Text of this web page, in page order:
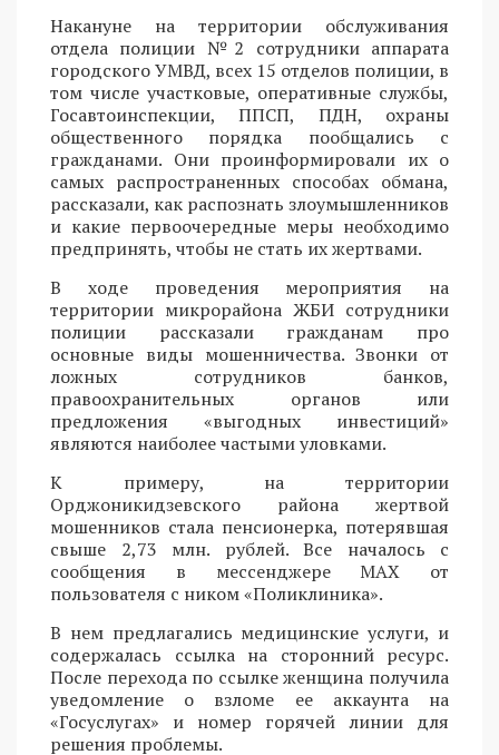
Накануне на территории обслуживания
отдела полиции №2 сотрудники аппарата
городского УМВД, всех 15 отделов полиции, в
том числе участковые, оперативные службы,
Госавтоинспекции, ППСП, ПДН, охраны
общественного порядка пообщались с
гражданами. Они проинформировали их о
самых распространенных способах обмана,
рассказали, как распознать злоумышленников
и какие первоочередные меры необходимо
предпринять, чтобы не стать их жертвами.
В ходе проведения мероприятия на
территории микрорайона ЖБИ сотрудники
полиции рассказали гражданам про
основные виды мошенничества. Звонки от
ложных сотрудников банков,
правоохранительных органов или
предложения «выгодных инвестиций»
являются наиболее частыми уловками.
К примеру, на территории
Орджоникидзевского района жертвой
мошенников стала пенсионерка, потерявшая
свыше 2,73 млн. рублей. Все началось с
сообщения в мессенджере MAX от
пользователя с ником «Поликлиника».
В нем предлагались медицинские услуги, и
содержалась ссылка на сторонний ресурс.
После перехода по ссылке женщина получила
уведомление о взломе ее аккаунта на
«Госуслугах» и номер горячей линии для
решения проблемы.